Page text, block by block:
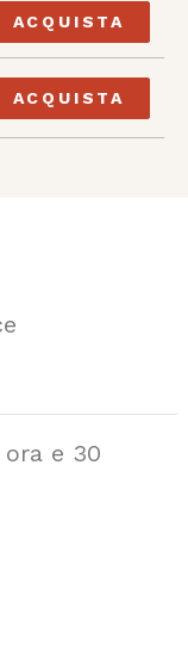
ACQUISTA
ACQUISTA
e 30